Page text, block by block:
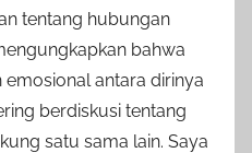
tentang hubungan
bahwa
antara dirinya
berdiskusi tentang
satu sama lain. Saya